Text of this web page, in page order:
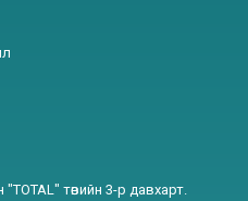
төвийн 3-р давхарт.